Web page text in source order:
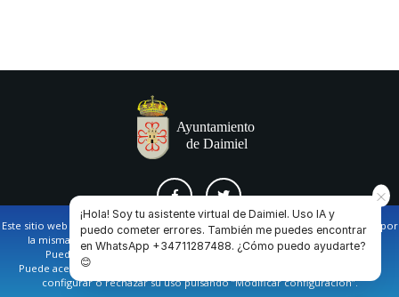
AVISO LEGAL Y POLÍTICA DE PRIVACIDAD COOKIES CONTACTO
Ayuntamiento de Daimiel. Casa Consistorial: Plaza de
Este sitio web utiliza cookies propias y de terceros para facilitar la navegación por
la misma y obtener datos estadísticos de la navegación de los usuarios.
Puede obtener más información en nuestrapolítica de cookies
Puede aceptar todas las cookies pulsando en el botón de “Aceptar”, o bien
configurar o rechazar su uso pulsando “Modificar configuración”.
¡Hola! Soy tu asistente virtual de Daimiel. Uso IA y
puedo cometer errores. También me puedes encontrar
en WhatsApp +34711287488. ¿Cómo puedo ayudarte?
😊